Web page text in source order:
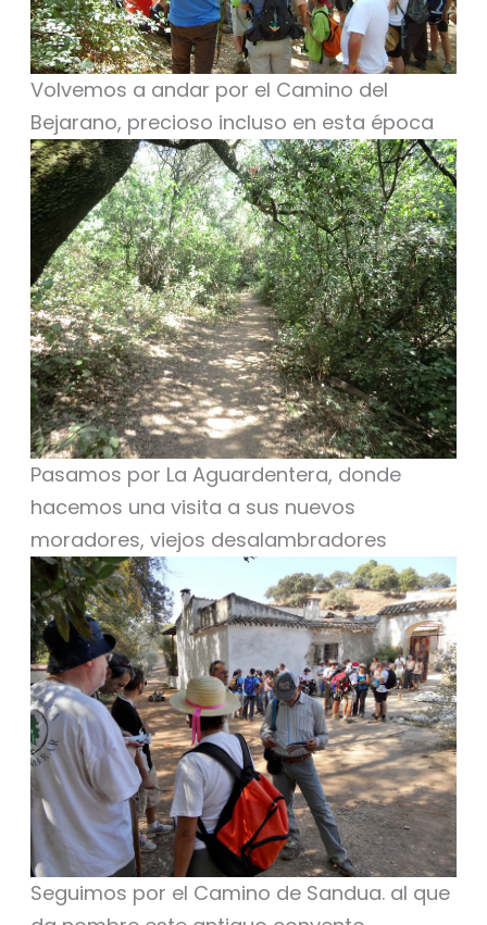
Volvemos a andar por el Camino del
Bejarano, precioso incluso en esta época
Pasamos por La Aguardentera, donde
hacemos una visita a sus nuevos
moradores, viejos desalambradores
Seguimos por el Camino de Sandua. al que